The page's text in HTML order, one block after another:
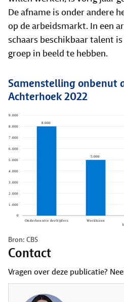
De afname is onder andere
op de arbeidsmarkt. In een
schaars beschikbaar talent
groep in beeld te hebben.
Samenstelling onbenut
Achterhoek 2022
Bron: CBS
Contact
Vragen over deze publicatie?